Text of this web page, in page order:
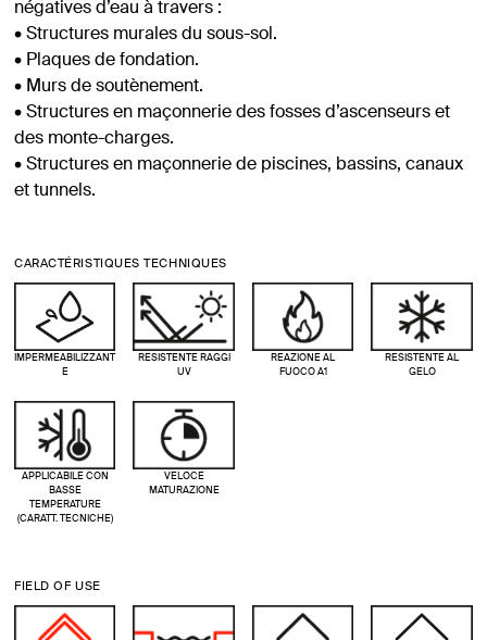
négatives d’eau à travers :
• Structures murales du sous-sol.
• Plaques de fondation.
• Murs de soutènement.
• Structures en maçonnerie des fosses d’ascenseurs et
des monte-charges.
• Structures en maçonnerie de piscines, bassins, canaux
et tunnels.
CARACTÉRISTIQUES TECHNIQUES
IMPERMEABILIZZANT
E
RESISTENTE RAGGI
UV
REAZIONE AL
FUOCO A1
RESISTENTE AL
GELO
APPLICABILE CON
BASSE
TEMPERATURE
(CARATT. TECNICHE)
VELOCE
MATURAZIONE
FIELD OF USE